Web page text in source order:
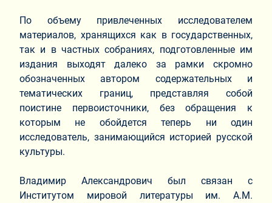
По объему привлеченных исследователем
материалов, хранящихся как в государственных,
так и в частных собраниях, подготовленные им
издания выходят далеко за рамки скромно
обозначенных автором содержательных и
тематических границ, представляя собой
поистине первоисточники, без обращения к
которым не обойдется теперь ни один
исследователь, занимающийся историей русской
культуры.
Владимир Александрович был связан с
Институтом мировой литературы им. А.М.